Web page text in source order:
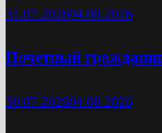
31.07.202604.08.2026
Почетный
30.07.202604.08.2026